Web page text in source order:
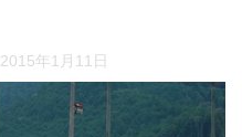
2015年1月11日